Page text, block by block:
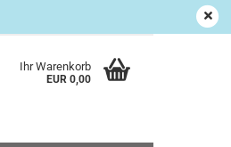
Ihr Warenkorb
EUR 0,00